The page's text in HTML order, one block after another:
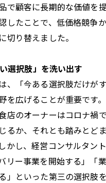
で顧客に長期的な価値を
したことで、低価格競争か
切り替えました。
選択肢」を洗い出す
、「今ある選択肢だけが
を広げることが重要です。
店のオーナーはコロナ禍
るか、それとも踏みとど
かし、経営コンサルタン
リー事業を開始する」「
」といった第三の選択肢